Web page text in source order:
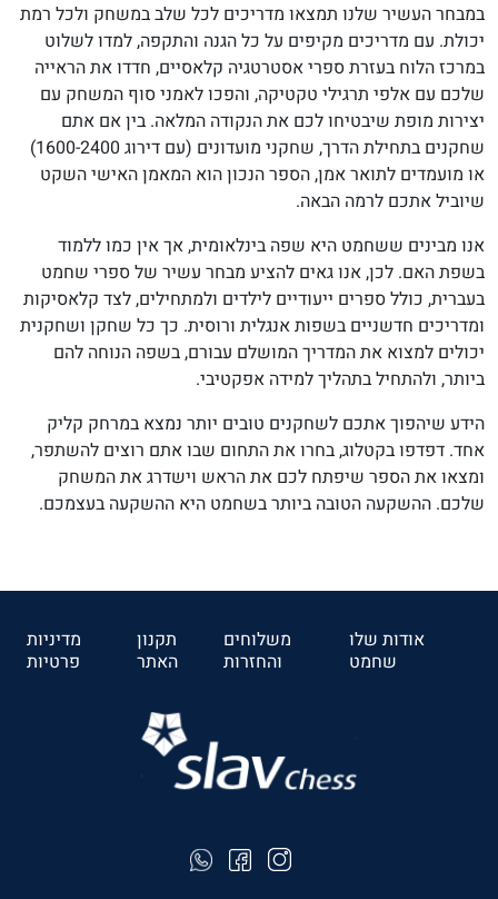
במבחר העשיר שלנו תמצאו מדריכים לכל שלב במשחק ולכל רמת
יכולת. עם מדריכים מקיפים על כל הגנה והתקפה, למדו לשלוט
במרכז הלוח בעזרת ספרי אסטרטגיה קלאסיים, חדדו את הראייה
שלכם עם אלפי תרגילי טקטיקה, והפכו לאמני סוף המשחק עם
יצירות מופת שיבטיחו לכם את הנקודה המלאה. בין אם אתם
שחקנים בתחילת הדרך, שחקני מועדונים (עם דירוג 1600-2400)
או מועמדים לתואר אמן, הספר הנכון הוא המאמן האישי השקט
שיוביל אתכם לרמה הבאה.
אנו מבינים ששחמט היא שפה בינלאומית, אך אין כמו ללמוד
בשפת האם. לכן, אנו גאים להציע מבחר עשיר של ספרי שחמט
בעברית, כולל ספרים ייעודיים לילדים ולמתחילים, לצד קלאסיקות
ומדריכים חדשניים בשפות אנגלית ורוסית. כך כל שחקן ושחקנית
יכולים למצוא את המדריך המושלם עבורם, בשפה הנוחה להם
ביותר, ולהתחיל בתהליך למידה אפקטיבי.
הידע שיהפוך אתכם לשחקנים טובים יותר נמצא במרחק קליק
אחד. דפדפו בקטלוג, בחרו את התחום שבו אתם רוצים להשתפר,
ומצאו את הספר שיפתח לכם את הראש וישדרג את המשחק
שלכם. ההשקעה הטובה ביותר בשחמט היא ההשקעה בעצמכם.
אודות שלו
שחמט
משלוחים
והחזרות
תקנון
האתר
מדיניות
פרטיות